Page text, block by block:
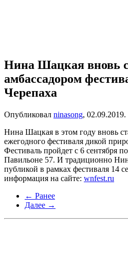
Нина Шацкая вновь
амбассадором
Черепаха
Опубликовал ninasong, 02.09.2019.
Нина Шацкая в этом году вновь
ежегодного фестиваля дикой
Фестиваль пройдет с 6 сентября
Павильоне 57. И традиционно
публикой в рамках фестиваля 14
информация на сайте: wnfest.ru
← Ранее
Далее →